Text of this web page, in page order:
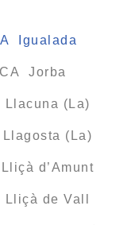
Igualada
Jorba
(La)
(La)
d’Amunt
de Vall